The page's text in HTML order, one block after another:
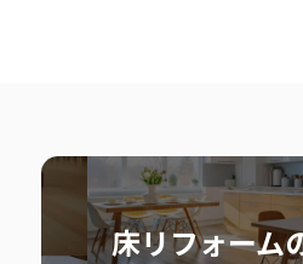
床リフォーム